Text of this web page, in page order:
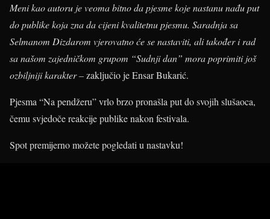
Meni kao autoru je veoma bitno da pjesme koje nastanu nađu put
do publike koja zna da cijeni kvalitetnu pjesmu. Saradnja sa
Selmanom Dizdarom vjerovatno će se nastaviti, ali također i rad
sa našom zajedničkom grupom “Sudnji dan” mora poprimiti još
ozbiljniji karakter –zaključio je Ensar Bukarić.
Pjesma “Na pendžeru” vrlo brzo pronašla put do svojih slušaoca,
čemu svjedoče reakcije publike nakon festivala.
Spot premijerno možete pogledati u nastavku!